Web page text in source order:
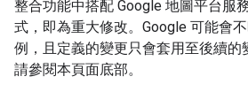
整合功能中搭配 Google 地圖平台服
式，即為重大修改。Google 可能會
例，且定義的變更只會套用至後續的
請參閱本頁面底部。